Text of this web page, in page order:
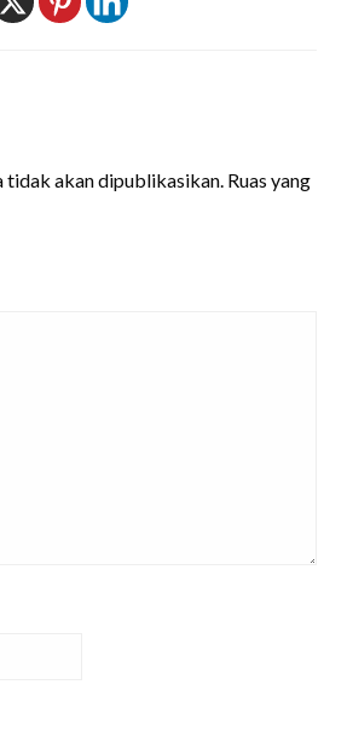
tidak akan dipublikasikan. Ruas yang